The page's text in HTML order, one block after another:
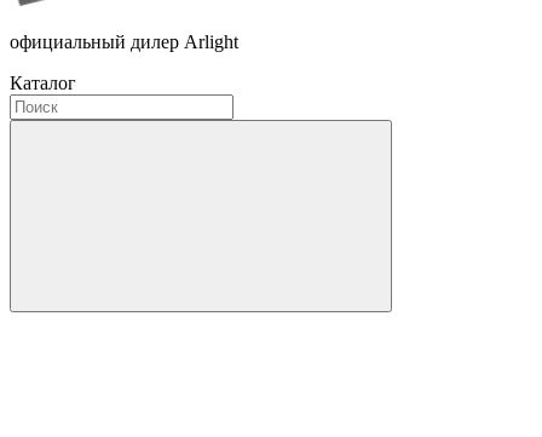
официальный дилер Arlight
Каталог